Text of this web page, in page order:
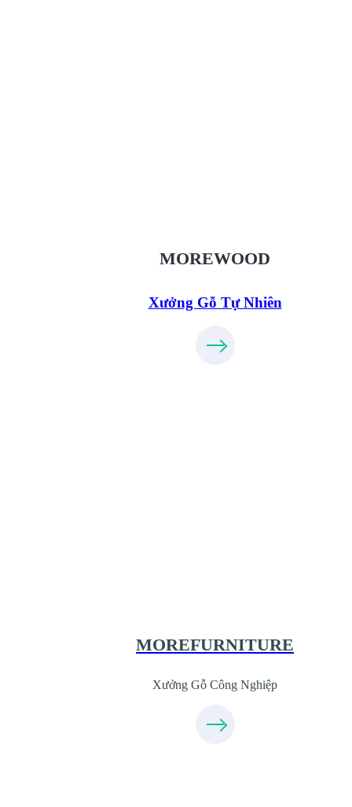
MOREWOOD
Xưởng Gỗ Tự Nhiên
MOREFURNITURE
Xưởng Gỗ Công Nghiệp